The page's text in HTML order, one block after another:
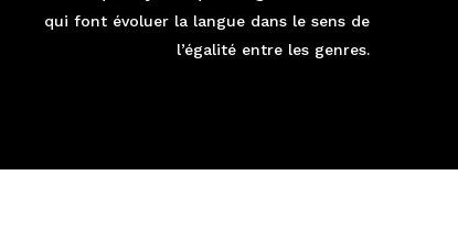
qui font évoluer la langue dans le sens de
l’égalité entre les genres.